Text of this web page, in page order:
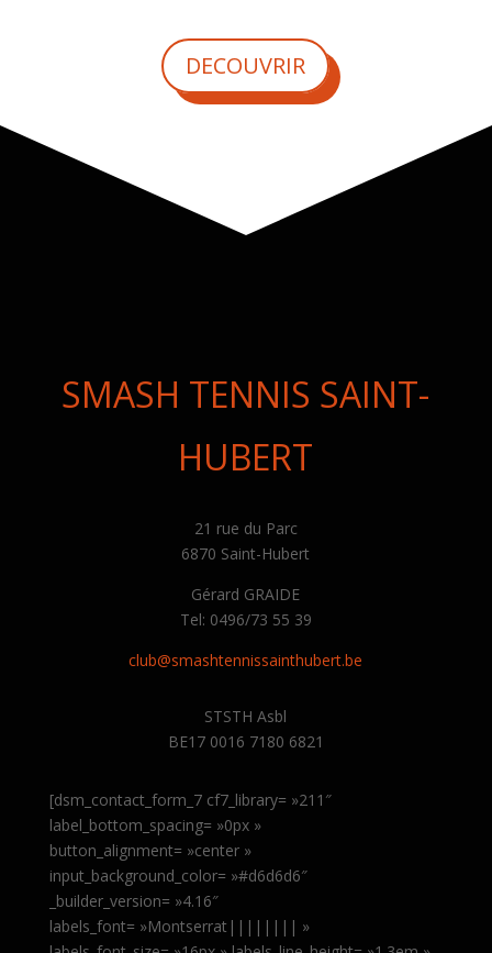
DECOUVRIR
SMASH TENNIS SAINT-
HUBERT
21 rue du Parc
6870 Saint-Hubert
Gérard GRAIDE
Tel: 0496/73 55 39
club@smashtennissainthubert.be
STSTH Asbl
BE17 0016 7180 6821
[dsm_contact_form_7 cf7_library= »211″
label_bottom_spacing= »0px »
button_alignment= »center »
input_background_color= »#d6d6d6″
_builder_version= »4.16″
labels_font= »Montserrat|||||||| »